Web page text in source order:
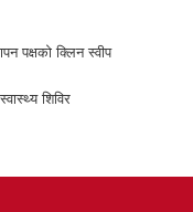
पक्षको क्लिन स्वीप
शिविर